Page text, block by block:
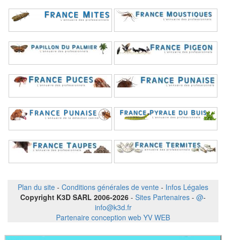
Plan du site - Conditions générales de vente - Infos Légales
Copyright K3D SARL 2006-2026 - Sites Partenaires - @-
info@k3d.fr
Partenaire conception web YV WEB